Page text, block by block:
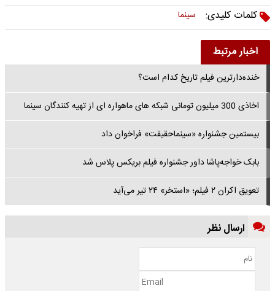
کلمات کلیدی:
سینما
اخبار مرتبط
خنده‌دارترین فیلم تاریخ کدام است؟
اخاذی 300 میلیون تومانی شبکه های ماهواره ای از تهیه کنندگان سینما
بیستمین جشنواره «سینماحقیقت» فراخوان داد
بابک خواجه‌پاشا داور جشنواره فیلم بریکس پلاس شد
تعویق اکران ۲ فیلم؛ «استخر» ۲۴ تیر می‌آید
ارسال نظر